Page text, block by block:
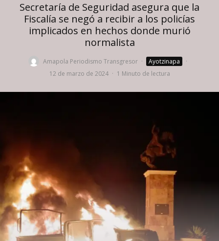
Secretaría de Seguridad asegura que la
Fiscalía se negó a recibir a los policías
implicados en hechos donde murió
normalista
Amapola Periodismo Transgresor · Ayotzinapa
·
12 de marzo de 2024 · 1 Minuto de lectura